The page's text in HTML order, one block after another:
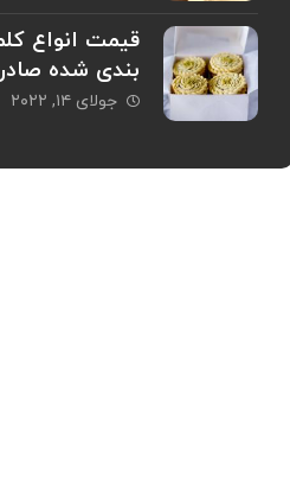
قیمت انواع
بندی شده
جولای ۱۴, ۲۰۲۲